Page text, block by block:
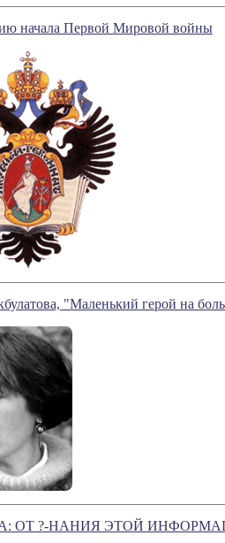
начала Первой Мировой войны
"Маленький герой на
ОТ ?-НАНИЯ ЭТОЙ